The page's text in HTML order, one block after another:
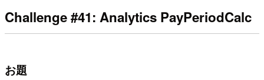
Challenge #41: Analytics PayPeriodCalc
お題